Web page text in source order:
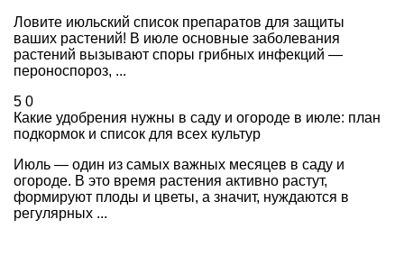
Ловите июльский список препаратов для защиты
ваших растений! В июле основные заболевания
растений вызывают споры грибных инфекций —
пероноспороз, ...
5 0
Какие удобрения нужны в саду и огороде в июле: план
подкормок и список для всех культур
Июль — один из самых важных месяцев в саду и
огороде. В это время растения активно растут,
формируют плоды и цветы, а значит, нуждаются в
регулярных ...